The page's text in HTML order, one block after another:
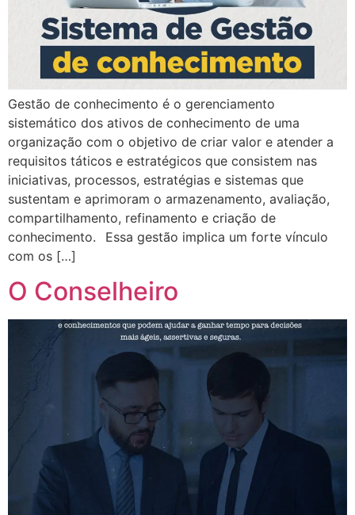
Gestão de conhecimento é o gerenciamento
sistemático dos ativos de conhecimento de uma
organização com o objetivo de criar valor e atender a
requisitos táticos e estratégicos que consistem nas
iniciativas, processos, estratégias e sistemas que
sustentam e aprimoram o armazenamento, avaliação,
compartilhamento, refinamento e criação de
conhecimento.⠀Essa gestão implica um forte vínculo
com os […]
O Conselheiro